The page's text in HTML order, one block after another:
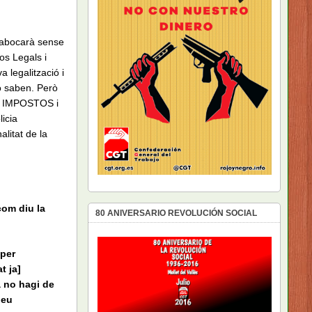
sense
Legals i
legalització i
saben. Però
i
de la
diu la
ja]
no hagi de
80 ANIVERSARIO REVOLUCIÓN SOCIAL